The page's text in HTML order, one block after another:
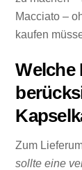
Macciato –
kaufen
Welche
Zum
sollte eine